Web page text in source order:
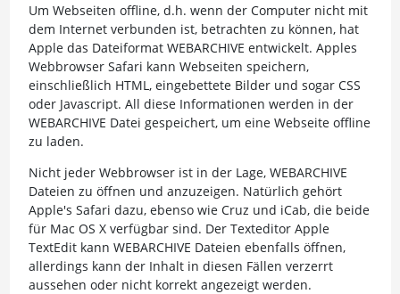
Um Webseiten offline, d.h. wenn der Computer nicht mit
dem Internet verbunden ist, betrachten zu können, hat
Apple das Dateiformat WEBARCHIVE entwickelt. Apples
Webbrowser Safari kann Webseiten speichern,
einschließlich HTML, eingebettete Bilder und sogar CSS
oder Javascript. All diese Informationen werden in der
WEBARCHIVE Datei gespeichert, um eine Webseite offline
zu laden.
Nicht jeder Webbrowser ist in der Lage, WEBARCHIVE
Dateien zu öffnen und anzuzeigen. Natürlich gehört
Apple's Safari dazu, ebenso wie Cruz und iCab, die beide
für Mac OS X verfügbar sind. Der Texteditor Apple
TextEdit kann WEBARCHIVE Dateien ebenfalls öffnen,
allerdings kann der Inhalt in diesen Fällen verzerrt
aussehen oder nicht korrekt angezeigt werden.